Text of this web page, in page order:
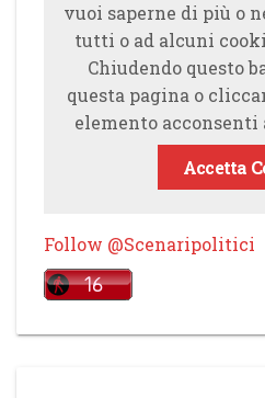
vuoi saperne di più o
tutti o ad alcuni
Chiudendo questo
questa pagina o
elemento acconsenti
Accetta
Follow @Scenaripolitici